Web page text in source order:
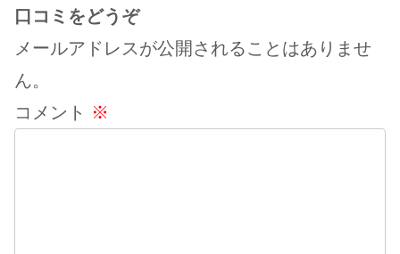
口コミをどうぞ
メールアドレスが公開されることはありませ
ん。
コメント ※